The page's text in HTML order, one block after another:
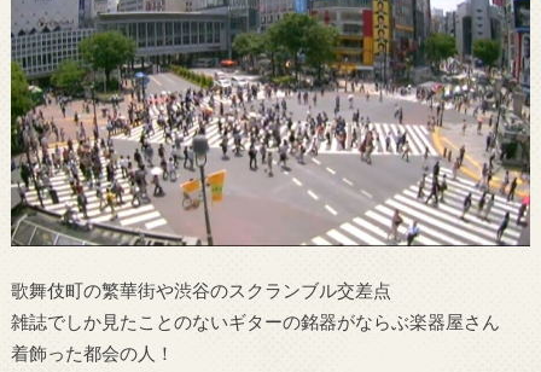
歌舞伎町の繁華街や渋谷のスクランブル交差点
雑誌でしか見たことのないギターの銘器がならぶ楽器屋さん
着飾った都会の人！